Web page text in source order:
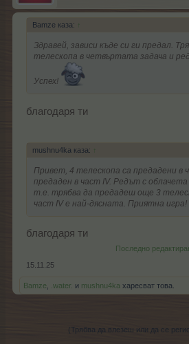
Bamze каза: ↑
Здравей, зависи къде си ги предал.
телескопа в четвъртата задача и
Успех!
благодаря ти
mushnu4ka каза: ↑
Привет, 4 телескопа са предадени в
предаден в част IV. Редът с облачета
т.е. трябва да предадеш още 3
част IV е най-дясната. Приятна игра!
благодаря ти
Последно
15.11.25
Bamze .water. и mushnu4ka харесват това.
(Трябва да влезеш или да се